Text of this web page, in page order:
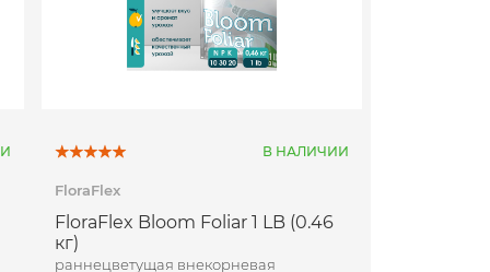
В НАЛИЧИИ
FloraFlex
FloraFlex Bloom Foliar 1 LB (0.46
кг)
раннецветущая внекорневая